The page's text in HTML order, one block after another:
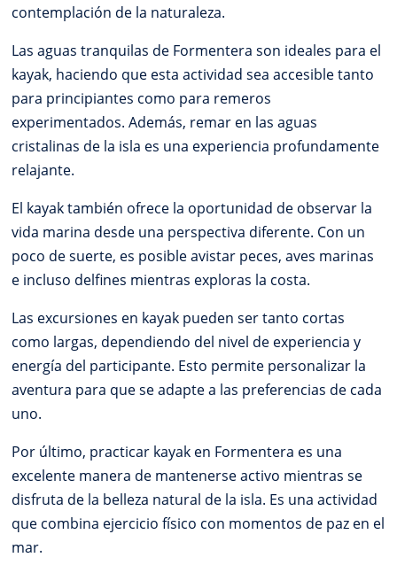
contemplación de la naturaleza.
Las aguas tranquilas de Formentera son ideales para el
kayak, haciendo que esta actividad sea accesible tanto
para principiantes como para remeros
experimentados. Además, remar en las aguas
cristalinas de la isla es una experiencia profundamente
relajante.
El kayak también ofrece la oportunidad de observar la
vida marina desde una perspectiva diferente. Con un
poco de suerte, es posible avistar peces, aves marinas
e incluso delfines mientras exploras la costa.
Las excursiones en kayak pueden ser tanto cortas
como largas, dependiendo del nivel de experiencia y
energía del participante. Esto permite personalizar la
aventura para que se adapte a las preferencias de cada
uno.
Por último, practicar kayak en Formentera es una
excelente manera de mantenerse activo mientras se
disfruta de la belleza natural de la isla. Es una actividad
que combina ejercicio físico con momentos de paz en el
mar.